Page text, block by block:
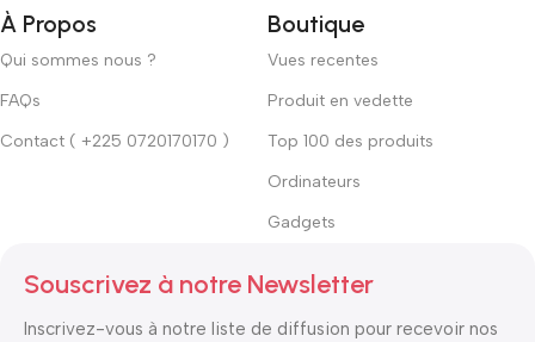
À Propos
Qui sommes nous ?
FAQs
Contact ( +225 0720170170 )
Boutique
Vues recentes
Produit en vedette
Top 100 des produits
Ordinateurs
Gadgets
Souscrivez à notre Newsletter
Inscrivez-vous à notre liste de diffusion pour recevoir nos